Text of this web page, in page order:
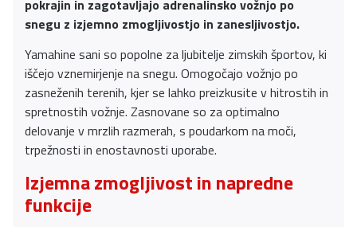
pokrajin in zagotavljajo adrenalinsko vožnjo po
snegu z izjemno zmogljivostjo in zanesljivostjo.
Yamahine sani so popolne za ljubitelje zimskih športov, ki
iščejo vznemirjenje na snegu. Omogočajo vožnjo po
zasneženih terenih, kjer se lahko preizkusite v hitrostih in
spretnostih vožnje. Zasnovane so za optimalno
delovanje v mrzlih razmerah, s poudarkom na moči,
trpežnosti in enostavnosti uporabe.
Izjemna zmogljivost in napredne
funkcije